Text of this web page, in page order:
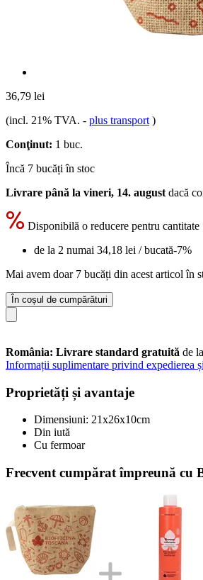
36,79 lei
(incl. 21% TVA. - plus transport )
Conţinut: 1 buc.
Încă 7 bucăți în stoc
Livrare până la vineri, 14. august dacă
Disponibilă o reducere pentru cantitate
de la 2 numai 34,18 lei / bucată-7%
Mai avem doar 7 bucăți din acest articol în
În coșul de cumpărături
România: Livrare standard gratuită de
Informații suplimentare privind expedierea
Proprietăți și avantaje
Dimensiuni: 21x26x10cm
Din iută
Cu fermoar
Frecvent cumpărat împreună cu